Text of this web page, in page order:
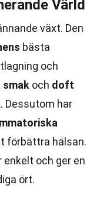
Värld
växt. Den
bästa
och
smak och doft
Dessutom har
förbättra hälsan.
och ger en
ört.